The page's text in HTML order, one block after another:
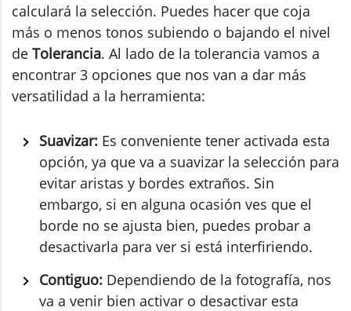
calculará la selección. Puedes hacer que coja
más o menos tonos subiendo o bajando el nivel
de Tolerancia. Al lado de la tolerancia vamos a
encontrar 3 opciones que nos van a dar más
versatilidad a la herramienta:
Suavizar: Es conveniente tener activada esta
opción, ya que va a suavizar la selección para
evitar aristas y bordes extraños. Sin
embargo, si en alguna ocasión ves que el
borde no se ajusta bien, puedes probar a
desactivarla para ver si está interfiriendo.
Contiguo: Dependiendo de la fotografía, nos
va a venir bien activar o desactivar esta